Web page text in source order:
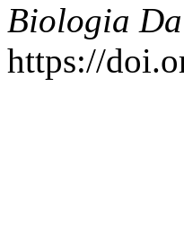
Biologia
https://